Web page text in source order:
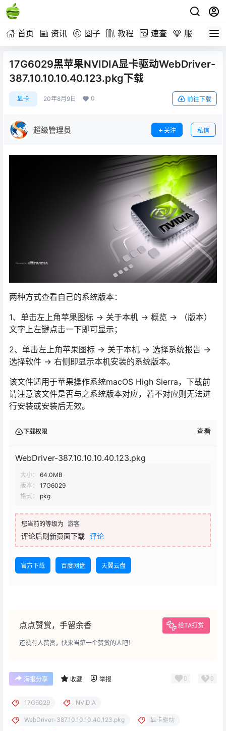
首页 资讯 圈子 教程 速查 服务
17G6029黑苹果NVIDIA显卡驱动WebDriver-
387.10.10.10.40.123.pkg下载
显卡 20年8月9日 0 前往下载
超级管理员 关注 私信
两种方式查看自己的系统版本：
1、单击左上角苹果图标 -> 关于本机 -> 概览 -> （版本）
文字上左键点击一下即可显示；
2、单击左上角苹果图标 -> 关于本机 -> 选择系统报告 ->
选择软件 -> 右侧即显示本机安装的系统版本。
该文件适用于苹果操作系统macOS High Sierra，下载前
请注意该文件是否与之系统版本对应，若不对应则无法进
行安装或安装后无效。
下载权限 查看
WebDriver-387.10.10.10.40.123.pkg
大小：
64.0MB
版本：
17G6029
格式：
pkg
您当前的等级为 游客
评论后刷新页面下载 评论
官方下载 百度网盘 天翼云盘
点点赞赏，手留余香 给TA打赏
还没有人赞赏，快来当第一个赞赏的人吧！
海报分享 收藏 举报 0 0
17G6029 NVIDIA
WebDriver-387.10.10.10.40.123.pkg 显卡驱动